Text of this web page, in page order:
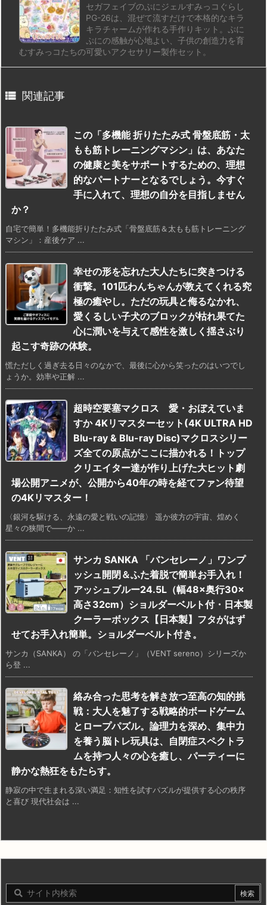
セガフェイブのぷにジェルすみっコぐらし
PG-26は、混ぜて流すだけで本格的なキラ
キラチャームが作れる手作りキット。ぷに
ぷにの感触が心地よい、子供の創造力を育
むすみっコたちの可愛いアクセサリー製作セット。
 関連記事
この「多機能 折りたたみ式 骨盤底筋・太
もも筋トレーニングマシン」は、あなた
の健康と美をサポートするための、理想
的なパートナーとなるでしょう。今すぐ
手に入れて、理想の自分を目指しません
か？
自宅で簡単！多機能折りたたみ式「骨盤底筋＆太もも筋トレーニング
マシン」：産後ケア ...
幸せの形を忘れた大人たちに突きつける
衝撃。101匹わんちゃんが教えてくれる究
極の癒やし。ただの玩具と侮るなかれ、
愛くるしい子犬のブロックが枯れ果てた
心に潤いを与えて感性を激しく揺さぶり
起こす奇跡の体験。
慌ただしく過ぎ去る日々のなかで、最後に心から笑ったのはいつでし
ょうか。効率や正解 ...
超時空要塞マクロス 愛・おぼえていま
すか 4Kリマスターセット(4K ULTRA HD
Blu-ray & Blu-ray Disc)マクロスシリー
ズ全ての原点がここに描かれる！トップ
クリエイター達が作り上げた大ヒット劇
場公開アニメが、公開から40年の時を経てファン待望
の4Kリマスター！
〈銀河を駆ける、永遠の愛と戦いの記憶〉 遥か彼方の宇宙、煌めく
星々の狭間で――か ...
サンカ SANKA 「バンセレーノ」ワンプ
ッシュ開閉＆ふた着脱で簡単お手入れ！
アッシュブルー24.5L（幅48×奥行30×
高さ32cm）ショルダーベルト付・日本製
クーラーボックス【日本製】フタがはず
せてお手入れ簡単。ショルダーベルト付き。
サンカ（SANKA） の「バンセレーノ」（VENT sereno）シリーズか
ら登 ...
絡み合った思考を解き放つ至高の知的挑
戦：大人を魅了する戦略的ボードゲーム
とロープパズル。論理力を深め、集中力
を養う脳トレ玩具は、自閉症スペクトラ
ムを持つ人々の心を癒し、パーティーに
静かな熱狂をもたらす。
静寂の中で生まれる深い満足：知性を試すパズルが提供する心の秩序
と喜び 現代社会は ...